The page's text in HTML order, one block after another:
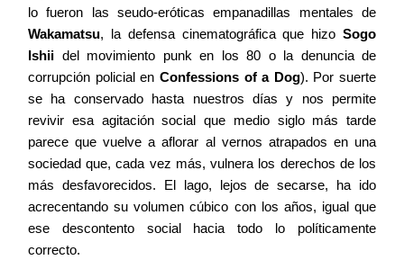
lo fueron las seudo-eróticas empanadillas mentales de
Wakamatsu, la defensa cinematográfica que hizo Sogo
Ishii del movimiento punk en los 80 o la denuncia de
corrupción policial en Confessions of a Dog). Por suerte
se ha conservado hasta nuestros días y nos permite
revivir esa agitación social que medio siglo más tarde
parece que vuelve a aflorar al vernos atrapados en una
sociedad que, cada vez más, vulnera los derechos de los
más desfavorecidos. El lago, lejos de secarse, ha ido
acrecentando su volumen cúbico con los años, igual que
ese descontento social hacia todo lo políticamente
correcto.